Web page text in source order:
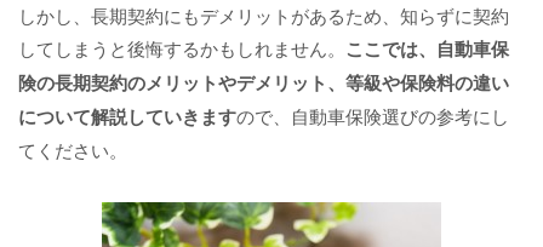
しかし、長期契約にもデメリットがあるため、知らずに契約
してしまうと後悔するかもしれません。 ここでは、自動車保
険の長期契約のメリットやデメリット、等級や保険料の違い
について解説していきますので、自動車保険選びの参考にし
てください。